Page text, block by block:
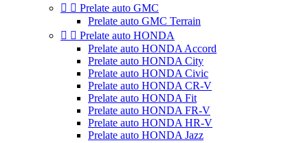
  Prelate auto GMC
Prelate auto GMC Terrain
  Prelate auto HONDA
Prelate auto HONDA Accord
Prelate auto HONDA City
Prelate auto HONDA Civic
Prelate auto HONDA CR-V
Prelate auto HONDA Fit
Prelate auto HONDA FR-V
Prelate auto HONDA HR-V
Prelate auto HONDA Jazz